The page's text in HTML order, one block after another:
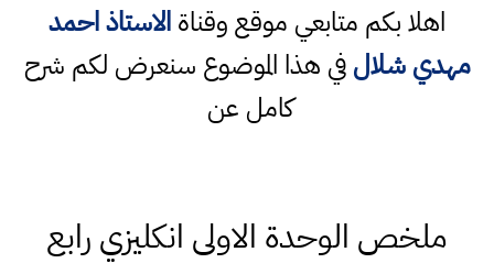
اهلا بكم متابعي موقع وقناةالاستاذ احمد
مهدي شلالفي هذا الموضوع سنعرض لكم شرح
كامل عن
ملخص الوحدة الاولى انكليزي رابع